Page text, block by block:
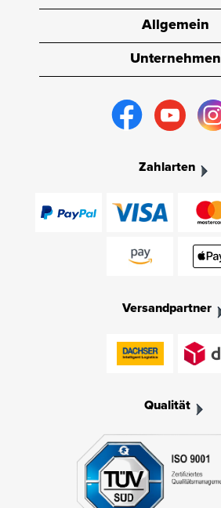
Allgemein
Unternehmen
Zahlarten
Versandpartner
Qualität